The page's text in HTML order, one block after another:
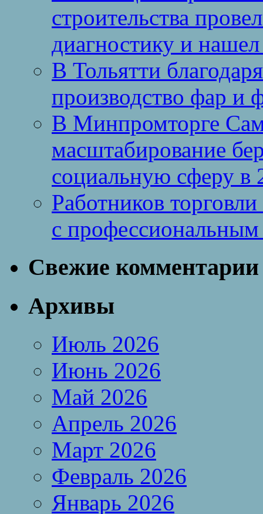
строительства
диагностику и
В Тольятти
производство фар и
В Минпромторге
масштабирование
социальную сферу в
Работников
с
Свежие комментарии
Архивы
Июль 2026
Июнь 2026
Май 2026
Апрель 2026
Март 2026
Февраль 2026
Январь 2026